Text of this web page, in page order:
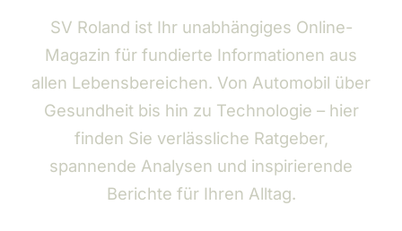
SV Roland ist Ihr unabhängiges Online-
Magazin für fundierte Informationen aus
allen Lebensbereichen. Von Automobil über
Gesundheit bis hin zu Technologie – hier
finden Sie verlässliche Ratgeber,
spannende Analysen und inspirierende
Berichte für Ihren Alltag.